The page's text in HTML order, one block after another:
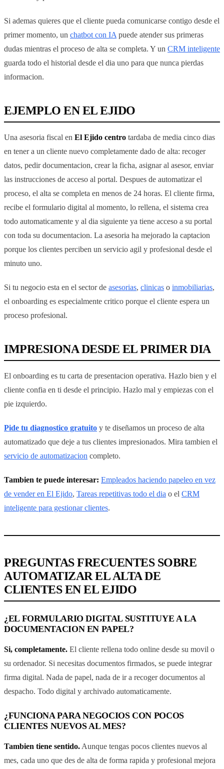
Si ademas quieres que el cliente pueda comunicarse contigo desde el
primer momento, un chatbot con IA puede atender sus primeras
dudas mientras el proceso de alta se completa. Y un CRM inteligente
guarda todo el historial desde el dia uno para que nunca pierdas
informacion.
EJEMPLO EN EL EJIDO
Una asesoria fiscal en El Ejido centro tardaba de media cinco dias
en tener a un cliente nuevo completamente dado de alta: recoger
datos, pedir documentacion, crear la ficha, asignar al asesor, enviar
las instrucciones de acceso al portal. Despues de automatizar el
proceso, el alta se completa en menos de 24 horas. El cliente firma,
recibe el formulario digital al momento, lo rellena, el sistema crea
todo automaticamente y al dia siguiente ya tiene acceso a su portal
con toda su documentacion. La asesoria ha mejorado la captacion
porque los clientes perciben un servicio agil y profesional desde el
minuto uno.
Si tu negocio esta en el sector de asesorias, clinicas o inmobiliarias,
el onboarding es especialmente critico porque el cliente espera un
proceso profesional.
IMPRESIONA DESDE EL PRIMER DIA
El onboarding es tu carta de presentacion operativa. Hazlo bien y el
cliente confia en ti desde el principio. Hazlo mal y empiezas con el
pie izquierdo.
Pide tu diagnostico gratuito y te diseñamos un proceso de alta
automatizado que deje a tus clientes impresionados. Mira tambien el
servicio de automatizacion completo.
Tambien te puede interesar: Empleados haciendo papeleo en vez
de vender en El Ejido, Tareas repetitivas todo el dia o el CRM
inteligente para gestionar clientes.
PREGUNTAS FRECUENTES SOBRE
AUTOMATIZAR EL ALTA DE
CLIENTES EN EL EJIDO
¿EL FORMULARIO DIGITAL SUSTITUYE A LA
DOCUMENTACION EN PAPEL?
Si, completamente. El cliente rellena todo online desde su movil o
su ordenador. Si necesitas documentos firmados, se puede integrar
firma digital. Nada de papel, nada de ir a recoger documentos al
despacho. Todo digital y archivado automaticamente.
¿FUNCIONA PARA NEGOCIOS CON POCOS
CLIENTES NUEVOS AL MES?
Tambien tiene sentido. Aunque tengas pocos clientes nuevos al
mes, cada uno que des de alta de forma rapida y profesional mejora